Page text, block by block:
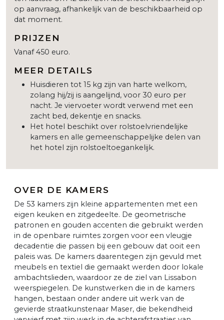
op aanvraag, afhankelijk van de beschikbaarheid op
dat moment.
PRIJZEN
Vanaf 450 euro.
MEER DETAILS
Huisdieren tot 15 kg zijn van harte welkom,
zolang hij/zij is aangelijnd, voor 30 euro per
nacht. Je viervoeter wordt verwend met een
zacht bed, dekentje en snacks.
Het hotel beschikt over rolstoelvriendelijke
kamers en alle gemeenschappelijke delen van
het hotel zijn rolstoeltoegankelijk.
OVER DE KAMERS
De 53 kamers zijn kleine appartementen met een
eigen keuken en zitgedeelte. De geometrische
patronen en gouden accenten die gebruikt werden
in de openbare ruimtes zorgen voor een vleugje
decadentie die passen bij een gebouw dat ooit een
paleis was. De kamers daarentegen zijn gevuld met
meubels en textiel die gemaakt werden door lokale
ambachtslieden, waardoor ze de ziel van Lissabon
weerspiegelen. De kunstwerken die in de kamers
hangen, bestaan onder andere uit werk van de
gevierde straatkunstenaar Maser, die bekendheid